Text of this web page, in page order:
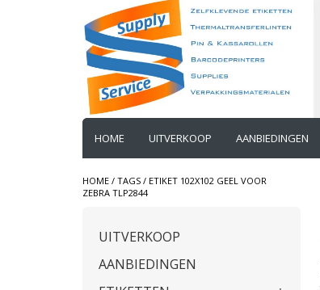
HOME UITVERKOOP AANBIEDINGEN
HOME / TAGS / ETIKET 102X102 GEEL VOOR
ZEBRA TLP2844
UITVERKOOP
AANBIEDINGEN